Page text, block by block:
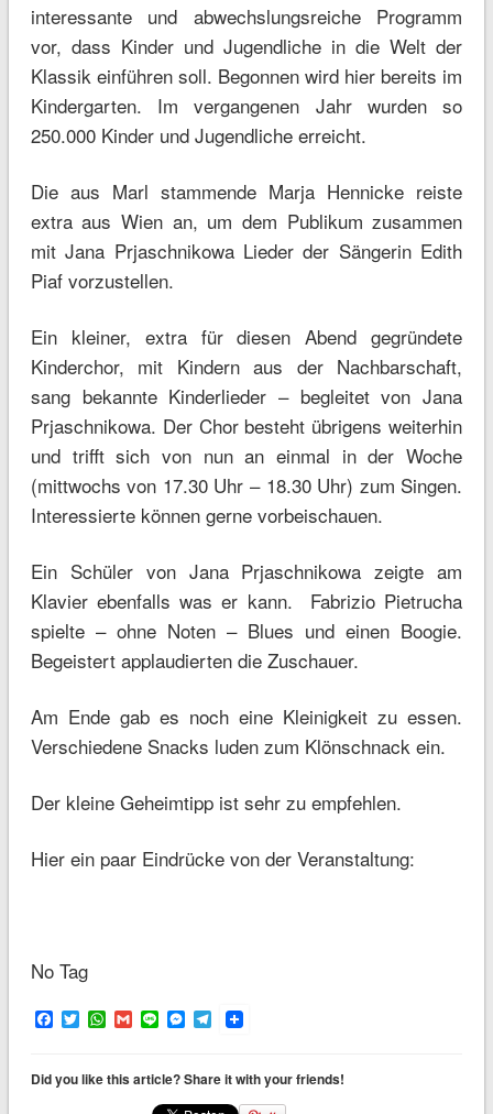
interessante und abwechslungsreiche Programm
vor, dass Kinder und Jugendliche in die Welt der
Klassik einführen soll. Begonnen wird hier bereits im
Kindergarten. Im vergangenen Jahr wurden so
250.000 Kinder und Jugendliche erreicht.
Die aus Marl stammende Marja Hennicke reiste
extra aus Wien an, um dem Publikum zusammen
mit Jana Prjaschnikowa Lieder der Sängerin Edith
Piaf vorzustellen.
Ein kleiner, extra für diesen Abend gegründete
Kinderchor, mit Kindern aus der Nachbarschaft,
sang bekannte Kinderlieder – begleitet von Jana
Prjaschnikowa. Der Chor besteht übrigens weiterhin
und trifft sich von nun an einmal in der Woche
(mittwochs von 17.30 Uhr – 18.30 Uhr) zum Singen.
Interessierte können gerne vorbeischauen.
Ein Schüler von Jana Prjaschnikowa zeigte am
Klavier ebenfalls was er kann. Fabrizio Pietrucha
spielte – ohne Noten – Blues und einen Boogie.
Begeistert applaudierten die Zuschauer.
Am Ende gab es noch eine Kleinigkeit zu essen.
Verschiedene Snacks luden zum Klönschnack ein.
Der kleine Geheimtipp ist sehr zu empfehlen.
Hier ein paar Eindrücke von der Veranstaltung:
No Tag
Facebook
TwitterWhatsApp
Gmail
LineMessenger
Telegram
Did you like this article? Share it with your friends!